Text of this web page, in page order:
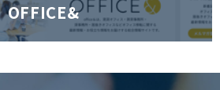
OFFICE&